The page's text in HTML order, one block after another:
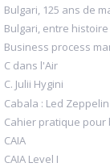
Bulgari, 125 ans de
Bulgari, entre
Business process
C dans l'Air
C. Julii Hygini
Cabala : Led
Cahier pratique pour
CAIA
CAIA Level I